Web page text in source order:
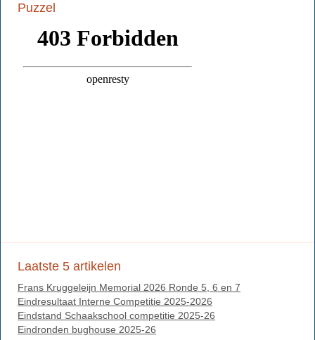
Puzzel
Laatste 5 artikelen
Frans Kruggeleijn Memorial 2026 Ronde 5, 6 en 7
Eindresultaat Interne Competitie 2025-2026
Eindstand Schaakschool competitie 2025-26
Eindronden bughouse 2025-26